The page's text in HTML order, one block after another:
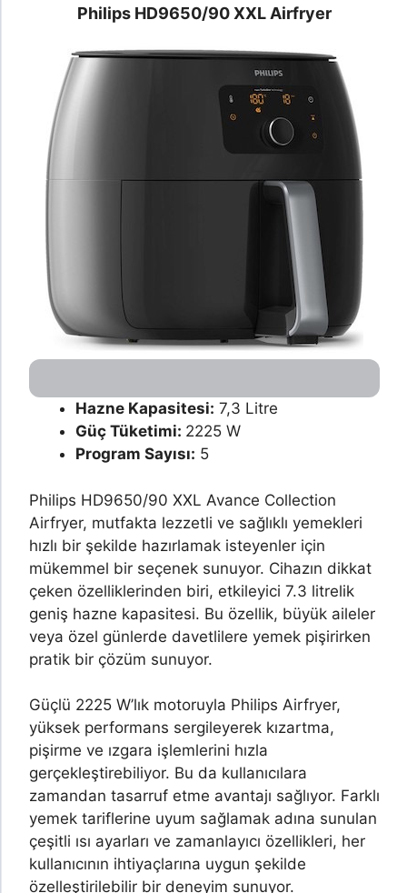
Philips HD9650/90 XXL Airfryer
Hazne Kapasitesi: 7,3 Litre
Güç Tüketimi: 2225 W
Program Sayısı: 5
Philips HD9650/90 XXL Avance Collection
Airfryer, mutfakta lezzetli ve sağlıklı yemekleri
hızlı bir şekilde hazırlamak isteyenler için
mükemmel bir seçenek sunuyor. Cihazın dikkat
çeken özelliklerinden biri, etkileyici 7.3 litrelik
geniş hazne kapasitesi. Bu özellik, büyük aileler
veya özel günlerde davetlilere yemek pişirirken
pratik bir çözüm sunuyor.
Güçlü 2225 W’lık motoruyla Philips Airfryer,
yüksek performans sergileyerek kızartma,
pişirme ve ızgara işlemlerini hızla
gerçekleştirebiliyor. Bu da kullanıcılara
zamandan tasarruf etme avantajı sağlıyor. Farklı
yemek tariflerine uyum sağlamak adına sunulan
çeşitli ısı ayarları ve zamanlayıcı özellikleri, her
kullanıcının ihtiyaçlarına uygun şekilde
özelleştirilebilir bir deneyim sunuyor.